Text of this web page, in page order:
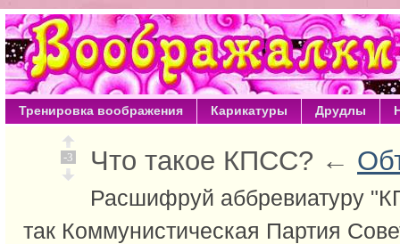
Тренировка воображения Карикатуры Друдлы
-3 Что такое КПСС? ←
Расшифруй аббревиатуру
так Коммунистическая Партия